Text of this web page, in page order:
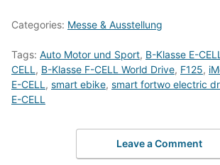
Categories: Messe & Ausstellung
Tags: Auto Motor und Sport, B-Klasse E-CELL
CELL , B-Klasse F-CELL World Drive, F125,
E-CELL , smart ebike, smart fortwo electric
E-CELL
Leave a Comment